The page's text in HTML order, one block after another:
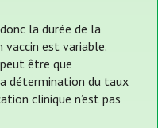
la durée de la
est variable.
être que
détermination du taux
clinique n’est pas